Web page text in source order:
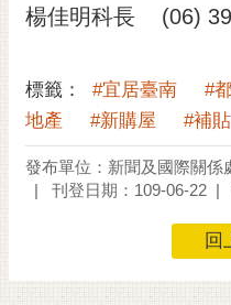
網
料
開
宣
告
交
楊佳明科長 (06)
標籤： #宜居臺南 #
地產
#新購屋 #補貼
發布單位：新聞及國際關係
刊登日期：109-06-22
回